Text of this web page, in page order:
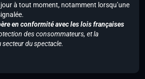
à tout moment, notamment lorsqu’une
en conformité avec les lois françaises
des consommateurs, et la
du spectacle.